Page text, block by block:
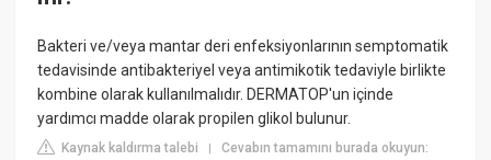
Bakteri ve/veya mantar deri enfeksiyonlarının semptomatik
tedavisinde antibakteriyel veya antimikotik tedaviyle birlikte
kombine olarak kullanılmalıdır. DERMATOP'un içinde
yardımcı madde olarak propilen glikol bulunur.
Kaynak kaldırma talebi |Cevabın tamamını burada okuyun: